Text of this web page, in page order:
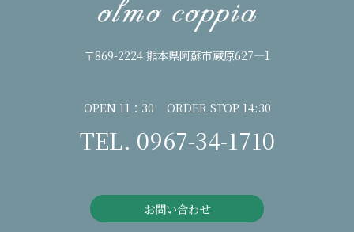
〒869-2224 熊本県阿蘇市蔵原627―1
OPEN 11：30 ORDER STOP 14:30
TEL. 0967-34-1710
お問い合わせ